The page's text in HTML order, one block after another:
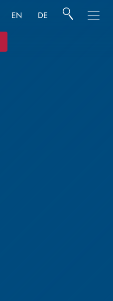
EN DE